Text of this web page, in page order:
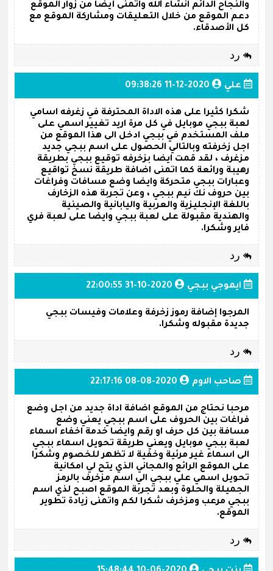
والنجاح الدائم انشاء الله واتمنى أيضا من زوار الموقع
دعم الموقع من خلال التعليقات ومشاركة الموقع مع
كل الأصدقاء.
رد
علي 2020-12-11 09:38:26
شكرا كثيرا على هذه الاداة المحترفة في زغرفه اسامي
لعبة ببجي موبايل في كل مرة اريد تغيير اسمي على
ملف المستخدم في ببجي ادخل الى هذا الموقع من
اجل زخرفته وبالتالي الحصول على اسم ببجي جديد
مزغرف ، لقد قمت ايضا بزخرفه توقيع ببجي بطريقة
رهيبة ورائعة كما اتمنى اضافة طريقة نسخ تواقيع
وعبارات ببجي متحركة وايضا وضع مسافات وفراغات
بين حروف نك نيم ببجي ، وعن تجربة هذه الزخارف
باللغة الإنجليزية والعربية واليابانية والصينية
والهندية مقبولة على لعبة ببجي وايضا على لعبة فري
فاير وشكرا.
رد
ايموجي ببجي 2020-10-31 22:00:55
المرجوا إضافة رموز زخرفة وعلامات وفيسات ببجي
جديدة مقبوله وشكرا.
رد
صاحب الاوم 2020-08-08 22:17:16
مرحبا نحتاج من الموقع اضافة اداة جديد من اجل وضع
فراغات بين الحروف على اسم ببجي يعني وضع
مسافة بين كل حرف او رقم وايضا خدمة اخفاء اسماء
لعبة ببجي موبايل ويعني طريقة تحويل اسماء ببجي
الى اسماء غير مرئية وخفية لا تظهر للخصوم وشكرا
على الموقع الرائع والمجاني الذي يتح لي امكانية
تحويل اسمي علي ببجي الي اسم مزخرف بالرمز
الجميلة والحلوة وبعد تجربة الموقع اصبح لذي اسم
ببجي مرعب ومزخرف شكرا لكم واتمنى زيادة تطوير
الموقع.
رد